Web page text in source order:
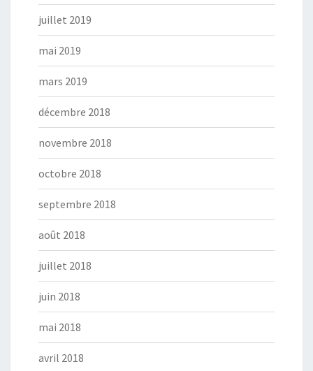
juillet 2019
mai 2019
mars 2019
décembre 2018
novembre 2018
octobre 2018
septembre 2018
août 2018
juillet 2018
juin 2018
mai 2018
avril 2018